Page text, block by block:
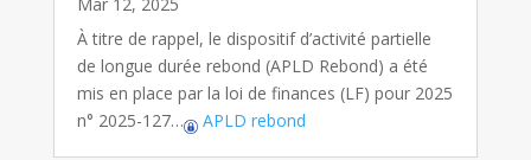
À titre de rappel, le dispositif d’activité partielle
de longue durée rebond (APLD Rebond) a été
mis en place par la loi de finances (LF) pour 2025
n° 2025-127…
APLD rebond